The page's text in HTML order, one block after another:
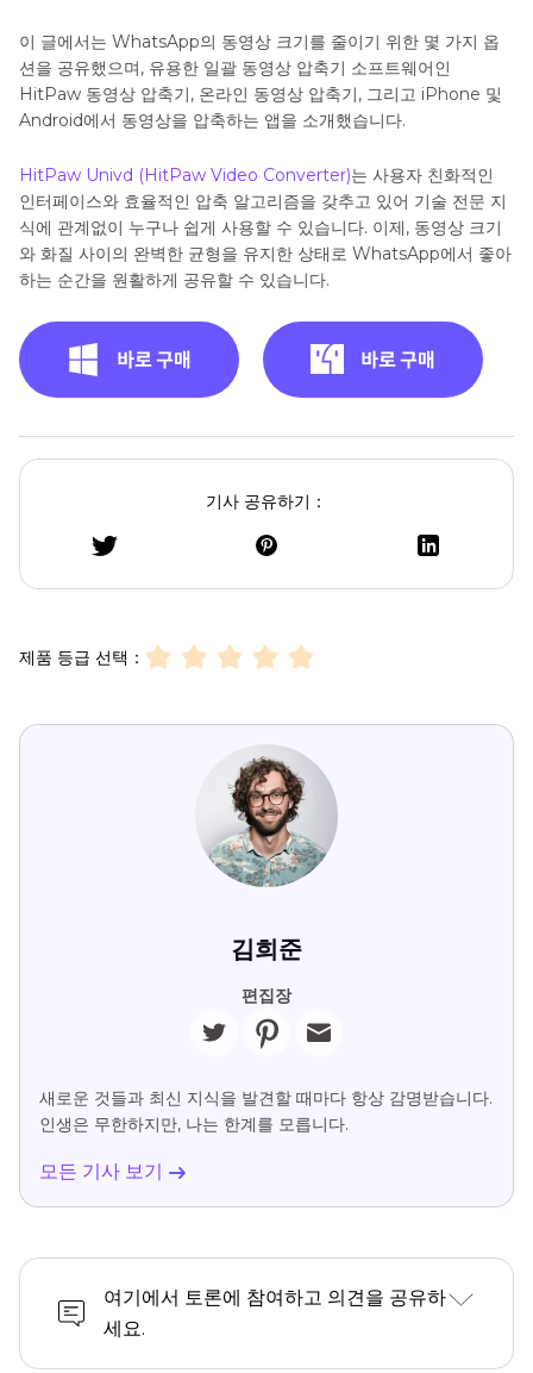
이 글에서는 WhatsApp의 동영상 크기를 줄이기 위한 몇 가지 옵
션을 공유했으며, 유용한 일괄 동영상 압축기 소프트웨어인
HitPaw 동영상 압축기, 온라인 동영상 압축기, 그리고 iPhone 및
Android에서 동영상을 압축하는 앱을 소개했습니다.
HitPaw Univd (HitPaw Video Converter)는 사용자 친화적인
인터페이스와 효율적인 압축 알고리즘을 갖추고 있어 기술 전문 지
식에 관계없이 누구나 쉽게 사용할 수 있습니다. 이제, 동영상 크기
와 화질 사이의 완벽한 균형을 유지한 상태로 WhatsApp에서 좋아
하는 순간을 원활하게 공유할 수 있습니다.
기사 공유하기：
제품 등급 선택：
김희준
편집장
새로운 것들과 최신 지식을 발견할 때마다 항상 감명받습니다.
인생은 무한하지만, 나는 한계를 모릅니다.
모든 기사 보기
여기에서 토론에 참여하고 의견을 공유하
세요.